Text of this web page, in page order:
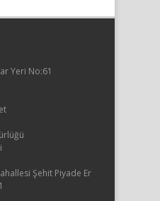
Yeri No:61
Şehit Piyade Er